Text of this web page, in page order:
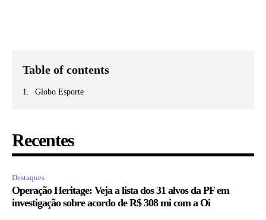
Table of contents
Globo Esporte
Recentes
Destaques
Operação Heritage: Veja a lista dos 31 alvos da PF em
investigação sobre acordo de R$ 308 mi com a Oi